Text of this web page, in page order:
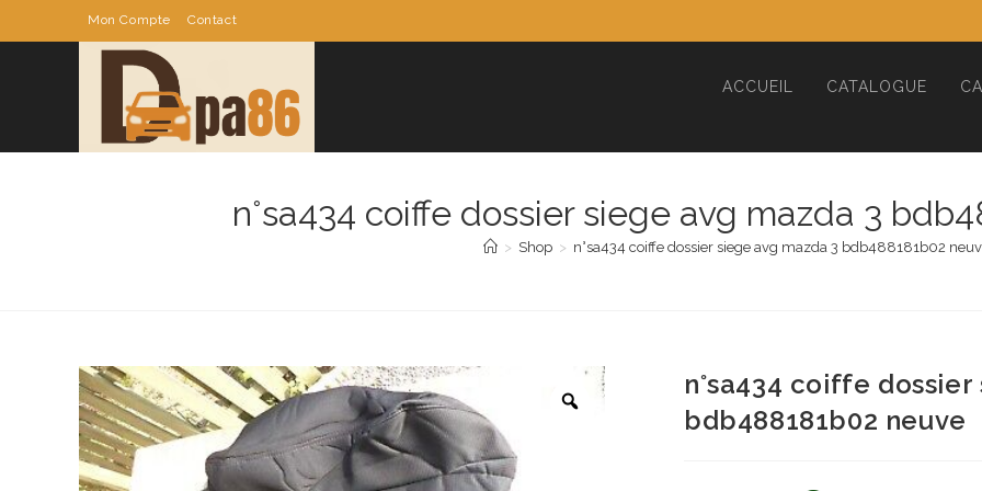
to
Mon Compte Contact
ACCUEIL CATALOGUE
n°sa434 coiffe dossier siege avg mazda 3
> Shop > n°sa434 coiffe dossier siege avg mazda 3 bdb488181b02
n°sa434 coiffe
bdb488181b02 neuve